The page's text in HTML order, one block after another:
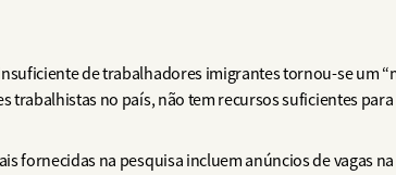
de trabalhadores imigrantes tornou-se um
trabalhistas no país, não tem recursos suficientes
fornecidas na pesquisa incluem anúncios de vagas